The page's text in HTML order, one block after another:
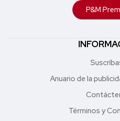
P&M
Anuario de la
Términos y